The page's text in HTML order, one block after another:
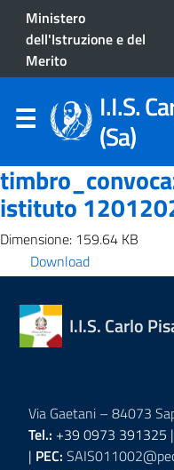
Ministero
dell'Istruzione e del
Merito
I.I.S.
(Sa)
istituto
Dimensione: 159.64 KB
Download
I.I.S. Carlo
Via Gaetani – 84073
Tel.: +39 0973 391325 |
| PEC: